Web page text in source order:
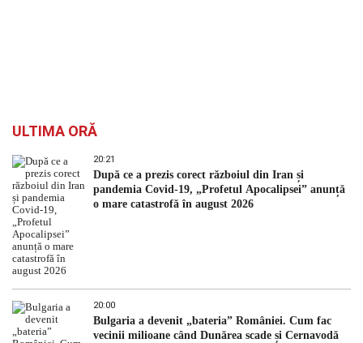
ULTIMA ORĂ
20:21
După ce a prezis corect războiul din Iran și
pandemia Covid-19, „Profetul Apocalipsei” anunță
o mare catastrofă în august 2026
20:00
Bulgaria a devenit „bateria” României. Cum fac
vecinii milioane când Dunărea scade și Cernavodă